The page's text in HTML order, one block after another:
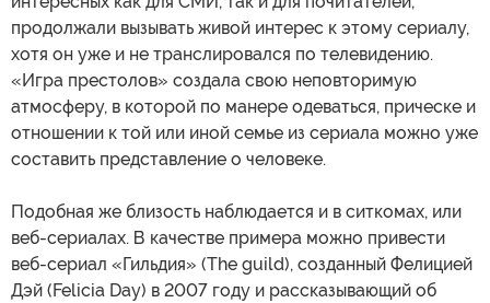
продолжали вызывать живой интерес к этому сериалу,
хотя он уже и не транслировался по телевидению.
«Игра престолов» создала свою неповторимую
атмосферу, в которой по манере одеваться, прическе и
отношении к той или иной семье из сериала можно уже
составить представление о человеке.
Подобная же близость наблюдается и в ситкомах, или
веб-сериалах. В качестве примера можно привести
веб-сериал «Гильдия» (The guild), созданный Фелицией
Дэй (Felicia Day) в 2007 году и рассказывающий об